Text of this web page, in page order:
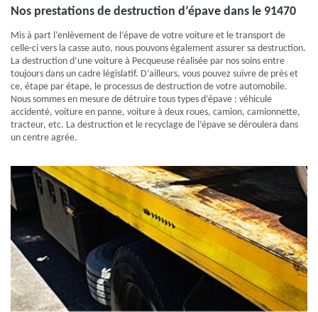
Nos prestations de destruction d’épave dans le 91470
Mis à part l’enlèvement de l’épave de votre voiture et le transport de
celle-ci vers la casse auto, nous pouvons également assurer sa destruction.
La destruction d’une voiture à Pecqueuse réalisée par nos soins entre
toujours dans un cadre législatif. D’ailleurs, vous pouvez suivre de près et
ce, étape par étape, le processus de destruction de votre automobile.
Nous sommes en mesure de détruire tous types d’épave : véhicule
accidenté, voiture en panne, voiture à deux roues, camion, camionnette,
tracteur, etc. La destruction et le recyclage de l’épave se déroulera dans
un centre agrée.